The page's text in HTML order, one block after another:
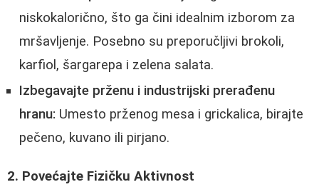
niskokalorično, što ga čini idealnim izborom za
mršavljenje. Posebno su preporučljivi brokoli,
karfiol, šargarepa i zelena salata.
Izbegavajte prženu i industrijski prerađenu
hranu: Umesto prženog mesa i grickalica, birajte
pečeno, kuvano ili pirjano.
2. Povećajte Fizičku Aktivnost